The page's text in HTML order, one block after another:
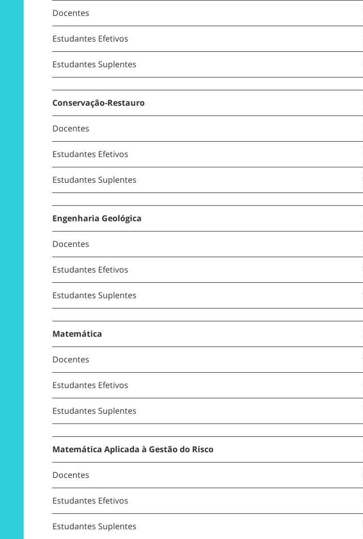
Docentes
Estudantes Efetivos
Estudantes Suplentes
Conservação-Restauro
Docentes
Estudantes Efetivos
Estudantes Suplentes
Engenharia Geológica
Docentes
Estudantes Efetivos
Estudantes Suplentes
Matemática
Docentes
Estudantes Efetivos
Estudantes Suplentes
Matemática Aplicada à Gestão do Risco
Docentes
Estudantes Efetivos
Estudantes Suplentes